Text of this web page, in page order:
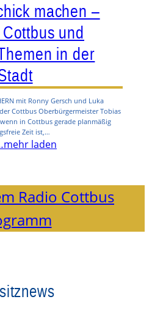
machen –
und
in der
mit Ronny Gersch und Luka
Cottbus Oberbürgermeister Tobias
in Cottbus gerade planmäßig
Zeit ist,…
mehr laden
Radio Cottbus